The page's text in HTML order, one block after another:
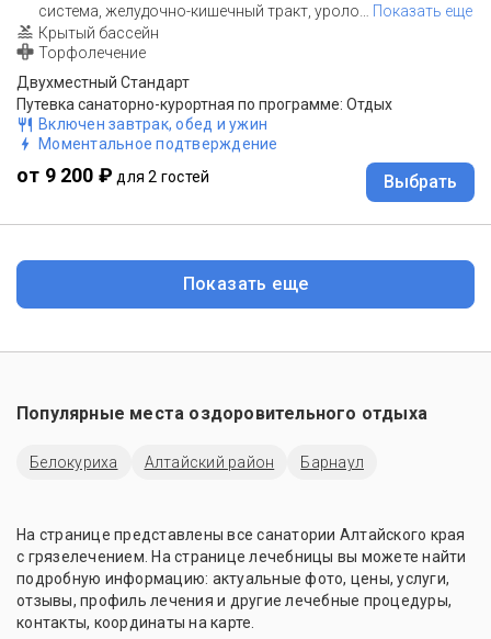
система, желудочно-кишечный тракт, уроло
Показать еще
Крытый бассейн
Торфолечение
Двухместный Стандарт
Путевка санаторно-курортная по программе: Отдых
Включен завтрак, обед и ужин
Моментальное подтверждение
от 9 200 ₽ для 2 гостей Выбрать
Показать еще
Популярные места оздоровительного отдыха
Белокуриха Алтайский район Барнаул
На странице представлены все санатории Алтайского края
с грязелечением. На странице лечебницы вы можете найти
подробную информацию: актуальные фото, цены, услуги,
отзывы, профиль лечения и другие лечебные процедуры,
контакты, координаты на карте.